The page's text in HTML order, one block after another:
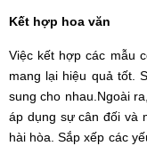
Kết hợp hoa văn
Việc kết hợp các mẫu
mang lại hiệu quả tốt.
sung cho nhau.Ngoài
áp dụng sự cân đối và
hài hòa. Sắp xếp các